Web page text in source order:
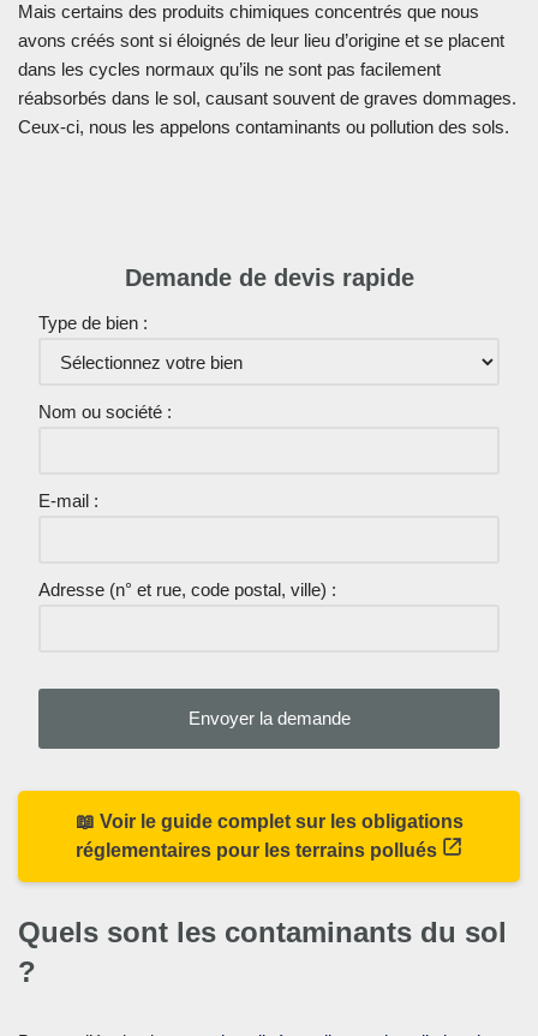
Mais certains des produits chimiques concentrés que nous
avons créés sont si éloignés de leur lieu d’origine et se placent
dans les cycles normaux qu’ils ne sont pas facilement
réabsorbés dans le sol, causant souvent de graves dommages.
Ceux-ci, nous les appelons contaminants ou pollution des sols.
Demande de devis rapide
Type de bien :
Nom ou société :
E-mail :
Adresse (n° et rue, code postal, ville) :
📖 Voir le guide complet sur les obligations
réglementaires pour les terrains pollués
Quels sont les contaminants du sol
?